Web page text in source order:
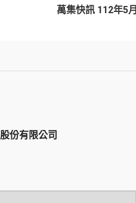
萬集快訊 112年5月
股份有限公司